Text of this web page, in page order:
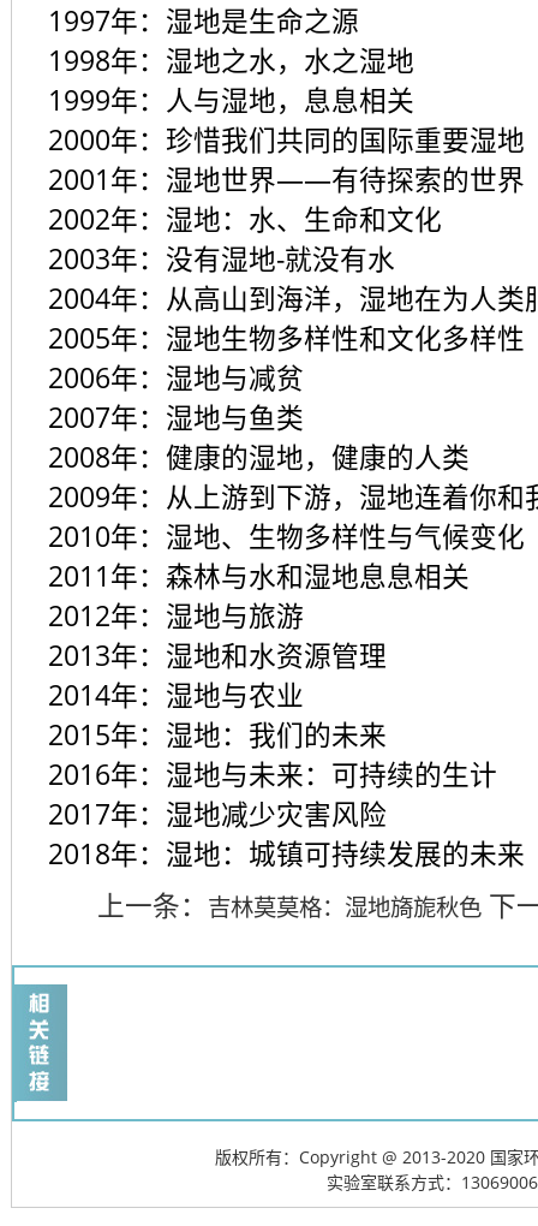
1997年：湿地是生命之源
1998年：湿地之水，水之湿地
1999年：人与湿地，息息相关
2000年：珍惜我们共同的国际重要湿地
2001年：湿地世界——有待探索的世界
2002年：湿地：水、生命和文化
2003年：没有湿地-就没有水
2004年：从高山到海洋，湿地在为人类
2005年：湿地生物多样性和文化多样性
2006年：湿地与减贫
2007年：湿地与鱼类
2008年：健康的湿地，健康的人类
2009年：从上游到下游，湿地连着你和
2010年：湿地、生物多样性与气候变化
2011年：森林与水和湿地息息相关
2012年：湿地与旅游
2013年：湿地和水资源管理
2014年：湿地与农业
2015年：湿地：我们的未来
2016年：湿地与未来：可持续的生计
2017年：湿地减少灾害风险
2018年：湿地：城镇可持续发展的未来
上一条： 吉林莫莫格：湿地旖旎秋色 下
版权所有：Copyright @ 2013-2020 国家
实验室联系方式：